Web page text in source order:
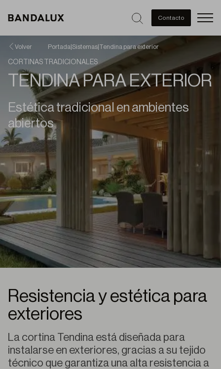
Contacto
Volver Portada Sistemas Tendina para exterior
CORTINAS TRADICIONALES
TENDINA PARA EXTERIOR
Estética tradicional en ambientes
abiertos
Resistencia y estética para
exteriores
La cortina Tendina está diseñada para
instalarse en exteriores, gracias a su tejido
técnico que garantiza una alta resistencia a